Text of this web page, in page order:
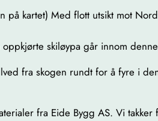
kartet) Med flott utsikt mot
skiløypa går innom denne
fra skogen rundt for å fyre i
fra Eide Bygg AS. Vi takker